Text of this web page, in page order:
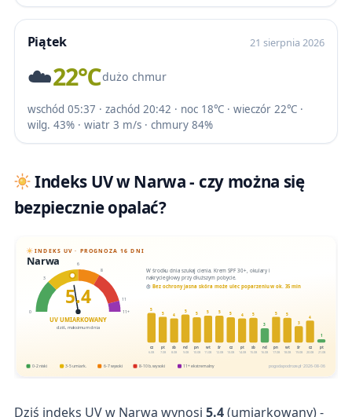
Piątek 21 sierpnia 2026
☁️22℃dużo chmur
wschód 05:37 · zachód 20:42 · noc 18℃ · wieczór 22℃ ·
wilg. 43% · wiatr 3 m/s · chmury 84%
Indeks UV w Narwa - czy można się
bezpiecznie opalać?
INDEKS UV · PROGNOZA 16 DNI
Narwa
0
3
6
8
11
11+
5.4
UV UMIARKOWANY
dziś, maksimum dnia
W środku dnia szukaj cienia. Krem SPF 30+, okulary i
nakrycie głowy przy dłuższym pobycie.
Bez ochrony jasna skóra może ulec poparzeniu w ok. 35 min
5
cz
6.08
5
pt
7.08
4
sb
8.08
5
nd
9.08
5
pn
10.08
5
wt
11.08
5
śr
12.08
5
cz
13.08
4
pt
14.08
5
sb
15.08
3
nd
16.08
5
pn
17.08
5
wt
18.08
3
śr
19.08
4
cz
20.08
1
pt
21.08
0-2 niski 3-5 umiark. 6-7 wysoki 8-10 b. wysoki 11+ ekstremalny pogodapodroze.pl · 2026-08-06
Dziś indeks UV w Narwa wynosi 5.4(umiarkowany) -